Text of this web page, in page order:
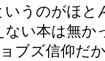
いうのがほと
ない本は無
ブズ信仰だ